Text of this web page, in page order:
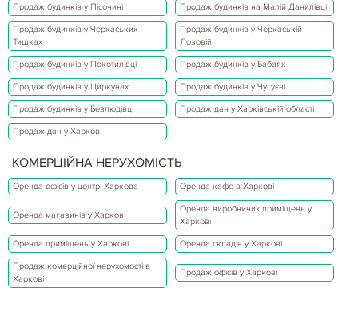
Продаж будинків у Пісочині Продаж будинків на Малій Данилівці
Продаж будинків у Черкаських
Тишках
Продаж будинків у Черкаській
Лозовій
Продаж будинків у Покотилівці Продаж будинків у Бабаях
Продаж будинків у Циркунах Продаж будинків у Чугуєві
Продаж будинків у Безлюдівці Продаж дач у Харківській області
Продаж дач у Харкові
КОМЕРЦІЙНА НЕРУХОМІСТЬ
Оренда офісів у центрі Харкова Оренда кафе в Харкові
Оренда магазинів у Харкові
Оренда виробничих приміщень у
Харкові
Оренда приміщень у Харкові Оренда складів у Харкові
Продаж комерційної нерухомості в
Харкові
Продаж офісів у Харкові